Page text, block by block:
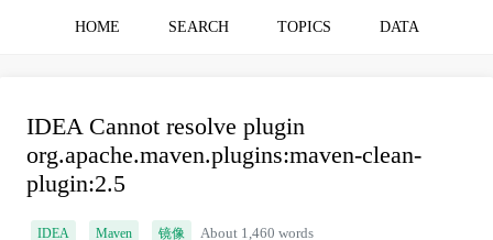
HOME SEARCH TOPICS DATA
IDEA Cannot resolve plugin
org.apache.maven.plugins:maven-clean-
plugin:2.5
IDEA Maven 镜像 About 1,460 words